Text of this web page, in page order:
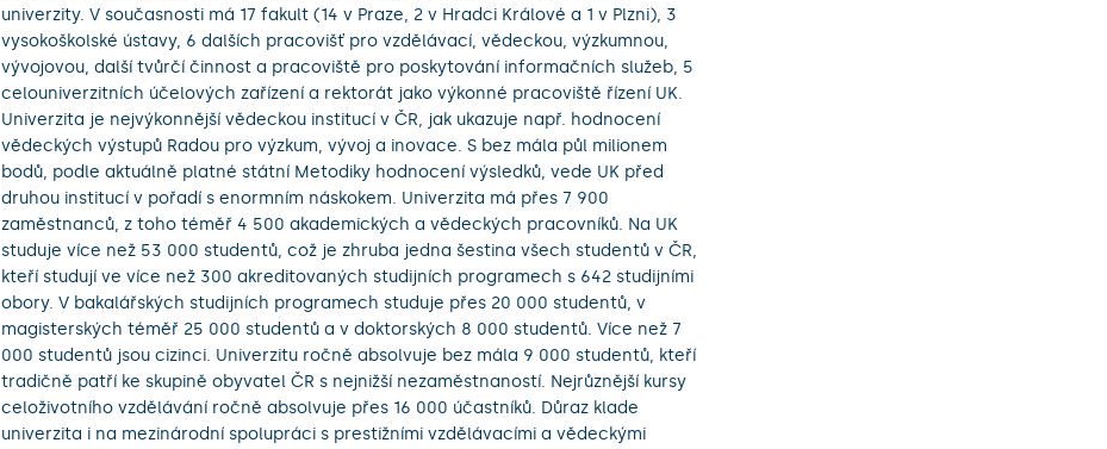
univerzity. V současnosti má 17 fakult (14 v Praze, 2 v Hradci Králové a 1 v Plzni), 3
vysokoškolské ústavy, 6 dalších pracovišť pro vzdělávací, vědeckou, výzkumnou,
vývojovou, další tvůrčí činnost a pracoviště pro poskytování informačních služeb, 5
celouniverzitních účelových zařízení a rektorát jako výkonné pracoviště řízení UK.
Univerzita je nejvýkonnější vědeckou institucí v ČR, jak ukazuje např. hodnocení
vědeckých výstupů Radou pro výzkum, vývoj a inovace. S bez mála půl milionem
bodů, podle aktuálně platné státní Metodiky hodnocení výsledků, vede UK před
druhou institucí v pořadí s enormním náskokem. Univerzita má přes 7 900
zaměstnanců, z toho téměř 4 500 akademických a vědeckých pracovníků. Na UK
studuje více než 53 000 studentů, což je zhruba jedna šestina všech studentů v ČR,
kteří studují ve více než 300 akreditovaných studijních programech s 642 studijními
obory. V bakalářských studijních programech studuje přes 20 000 studentů, v
magisterských téměř 25 000 studentů a v doktorských 8 000 studentů. Více než 7
000 studentů jsou cizinci. Univerzitu ročně absolvuje bez mála 9 000 studentů, kteří
tradičně patří ke skupině obyvatel ČR s nejnižší nezaměstnaností. Nejrůznější kursy
celoživotního vzdělávání ročně absolvuje přes 16 000 účastníků. Důraz klade
univerzita i na mezinárodní spolupráci s prestižními vzdělávacími a vědeckými